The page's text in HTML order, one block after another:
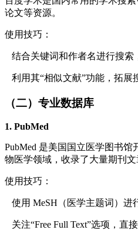
论文等资源。
使用技巧：
结合关键词和作者名进行搜索
利用其“相似文献”功能，拓展
（二）专业数据库
1. PubMed
PubMed 是美国国立医学图书
物医学领域，收录了大量期刊
使用技巧：
使用 MeSH（医学主题词）进
关注“Free Full Text”选项，直